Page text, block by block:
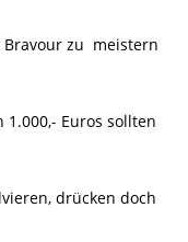
zu meistern
Euros sollten
drücken doch